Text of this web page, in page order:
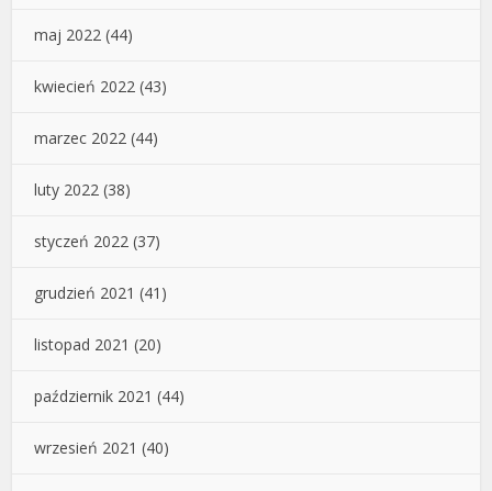
maj 2022 (44)
kwiecień 2022 (43)
marzec 2022 (44)
luty 2022 (38)
styczeń 2022 (37)
grudzień 2021 (41)
listopad 2021 (20)
październik 2021 (44)
wrzesień 2021 (40)